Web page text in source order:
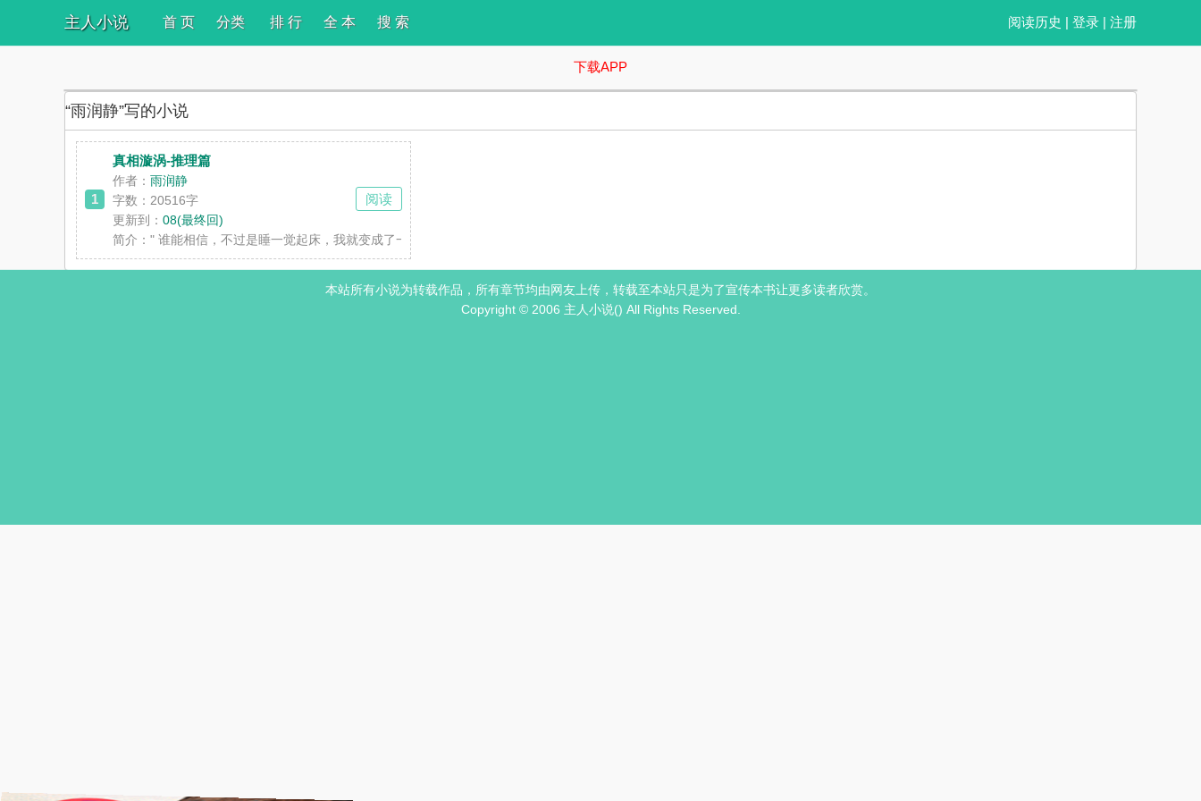
主人小说 阅读历史 | 登录 | 注册
首 页 分类 排 行 全 本 搜 索
下载APP
“雨润静”写的小说
1
真相漩涡-推理篇
作者： 雨润静
字数：20516字
更新到： 08(最终回)
简介： " 谁能相信，不过是睡一觉起床，我就变成了一隻猫！ 不过我变成了一隻漂亮的贵族猫，只懂得吃饭睡觉晒太阳，这么爽，就说谁不喜欢！ 可是我还没享受够呢，怎么变成了混吃等死的老人
阅读
本站所有小说为转载作品，所有章节均由网友上传，转载至本站只是为了宣传本书让更多读者欣赏。
Copyright © 2006 主人小说() All Rights Reserved.